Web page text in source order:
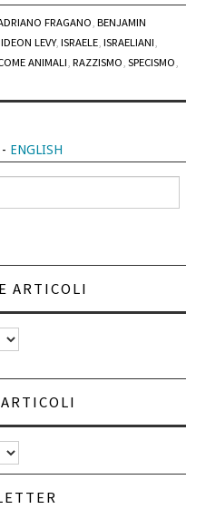
FRAGANO, BENJAMIN
LEVY,ISRAELE,ISRAELIANI,
ANIMALI,RAZZISMO,SPECISMO,
ENGLISH
ARTICOLI